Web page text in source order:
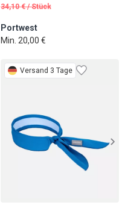
34,10 € /Stück
Portwest
Min. 20,00 €
Versand 3 Tage